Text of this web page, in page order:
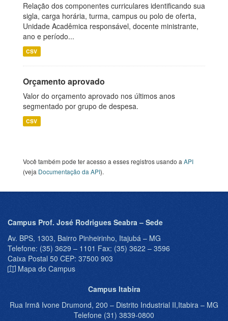
Relação dos componentes curriculares identificando sua
sigla, carga horária, turma, campus ou polo de oferta,
Unidade Acadêmica responsável, docente ministrante,
ano e período...
CSV
Orçamento aprovado
Valor do orçamento aprovado nos últimos anos
segmentado por grupo de despesa.
CSV
Você também pode ter acesso a esses registros usando a API
(veja Documentação da API).
Campus Prof. José Rodrigues Seabra – Sede
Av. BPS, 1303, Bairro Pinheirinho, Itajubá – MG
Telefone: (35) 3629 – 1101 Fax: (35) 3622 – 3596
Caixa Postal 50 CEP: 37500 903
Mapa do Campus
Campus Itabira
Rua Irmã Ivone Drumond, 200 – Distrito Industrial II,Itabira – MG
Telefone (31) 3839-0800